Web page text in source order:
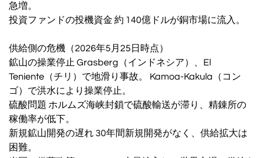
急増。
投資ファンドの投機資金 約 140億ドルが銅市場に流入。
供給側の危機（2026年5月25日時点）
鉱山の操業停止 Grasberg（インドネシア）、El
Teniente（チリ）で地滑り事故。 Kamoa-Kakula（コン
ゴ）で洪水により操業停止。
硫酸問題 ホルムズ海峡封鎖で硫酸輸送が滞り、精錬所の
稼働率が低下。
新規鉱山開発の遅れ 30年間新規開発がなく、供給拡大は
困難。